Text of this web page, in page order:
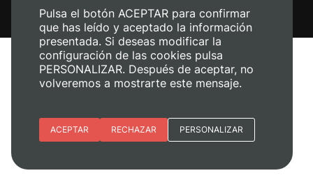
Aviso legal
Política de cookies
Gestionar cookies
Pulsa el botón ACEPTAR para confirmar
que has leído y aceptado la información
presentada. Si deseas modificar la
configuración de las cookies pulsa
PERSONALIZAR. Después de aceptar, no
volveremos a mostrarte este mensaje.
Esenciales
ACEPTAR RECHAZAR PERSONALIZAR